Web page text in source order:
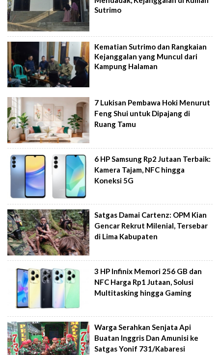
Sutrimo
Kematian Sutrimo dan Rangkaian
Kejanggalan yang Muncul dari
Kampung Halaman
7 Lukisan Pembawa Hoki Menurut
Feng Shui untuk Dipajang di
Ruang Tamu
6 HP Samsung Rp2 Jutaan Terbaik:
Kamera Tajam, NFC hingga
Koneksi 5G
Satgas Damai Cartenz: OPM Kian
Gencar Rekrut Milenial, Tersebar
di Lima Kabupaten
3 HP Infinix Memori 256 GB dan
NFC Harga Rp1 Jutaan, Solusi
Multitasking hingga Gaming
Warga Serahkan Senjata Api
Buatan Inggris Dan Amunisi ke
Satgas Yonif 731/Kabaresi